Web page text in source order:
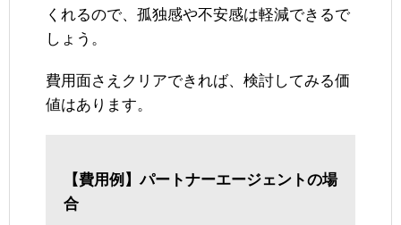
くれるので、孤独感や不安感は軽減できるで
しょう。
費用面さえクリアできれば、検討してみる価
値はあります。
【費用例】パートナーエージェントの場
合